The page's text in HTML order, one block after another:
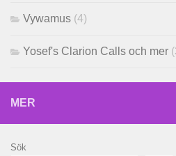
Vywamus (4)
Yosef's Clarion Calls och mer
MER
Sök